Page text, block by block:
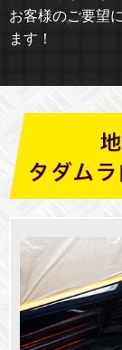
お客様のご要望
ます！